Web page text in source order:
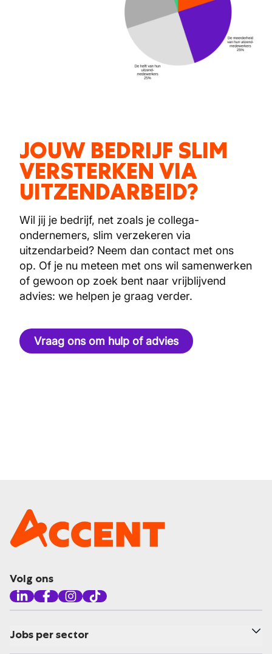
JOUW BEDRIJF SLIM
VERSTERKEN VIA
UITZENDARBEID?
Wil jij je bedrijf, net zoals je collega-
ondernemers, slim verzekeren via
uitzendarbeid? Neem dan contact met ons
op. Of je nu meteen met ons wil samenwerken
of gewoon op zoek bent naar vrijblijvend
advies: we helpen je graag verder.
Vraag ons om hulp of advies
Volg ons
Jobs per sector